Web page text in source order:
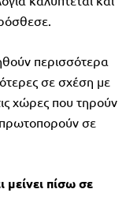
περισσότερα
σε σχέση με
χώρες που τηρούν
σε
πίσω σε